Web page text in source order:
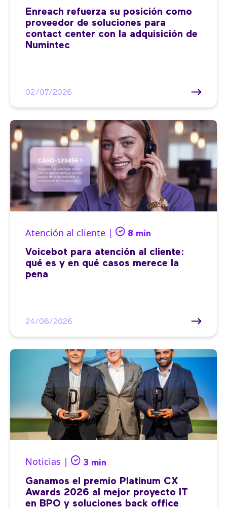
Enreach refuerza su posición como
proveedor de soluciones para
contact center con la adquisición de
Numintec
02/07/2026
Atención al cliente | 8 min
Voicebot para atención al cliente:
qué es y en qué casos merece la
pena
24/06/2026
Noticias | 3 min
Ganamos el premio Platinum CX
Awards 2026 al mejor proyecto IT
en BPO y soluciones back office